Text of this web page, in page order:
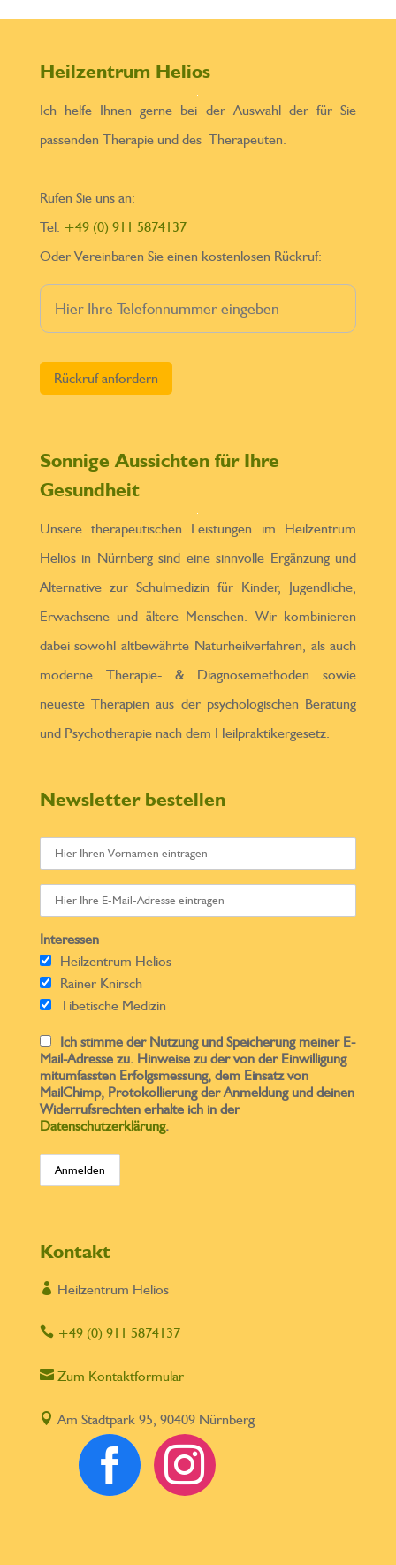
Heilzentrum Helios
Ich helfe Ihnen gerne bei der Auswahl der für Sie
passenden Therapie und des Therapeuten.
Rufen Sie uns an:
Tel. +49 (0) 911 5874137
Oder Vereinbaren Sie einen kostenlosen Rückruf:
Sonnige Aussichten für Ihre
Gesundheit
Unsere therapeutischen Leistungen im Heilzentrum
Helios in Nürnberg sind eine sinnvolle Ergänzung und
Alternative zur Schulmedizin für Kinder, Jugendliche,
Erwachsene und ältere Menschen. Wir kombinieren
dabei sowohl altbewährte Naturheilverfahren, als auch
moderne Therapie- & Diagnosemethoden sowie
neueste Therapien aus der psychologischen Beratung
und Psychotherapie nach dem Heilpraktikergesetz.
Newsletter bestellen
Interessen
Heilzentrum Helios
Rainer Knirsch
Tibetische Medizin
Ich stimme der Nutzung und Speicherung meiner E-
Mail-Adresse zu. Hinweise zu der von der Einwilligung
mitumfassten Erfolgsmessung, dem Einsatz von
MailChimp, Protokollierung der Anmeldung und deinen
Widerrufsrechten erhalte ich in der
Datenschutzerklärung.
Kontakt
 Heilzentrum Helios
+49 (0) 911 5874137
Zum Kontaktformular
 Am Stadtpark 95, 90409 Nürnberg
 